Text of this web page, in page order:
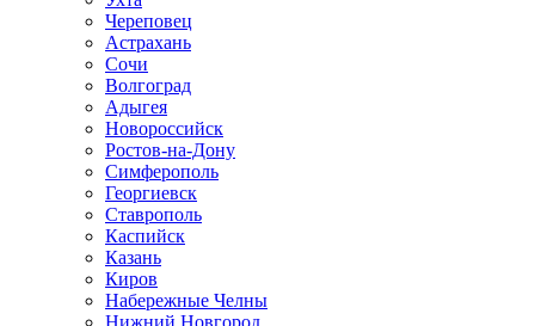
Череповец
Астрахань
Сочи
Волгоград
Адыгея
Новороссийск
Ростов-на-Дону
Симферополь
Георгиевск
Ставрополь
Каспийск
Казань
Киров
Набережные Челны
Нижний Новгород